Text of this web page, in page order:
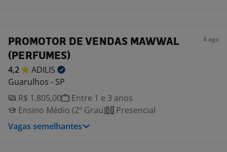
PROMOTOR DE VENDAS MAWWAL
(PERFUMES)
4 ago
4,2
ADILIS
Guarulhos - SP
R$ 1.805,00
Entre 1 e 3 anos
Ensino Médio (2º Grau)
Presencial
Vagas semelhantes